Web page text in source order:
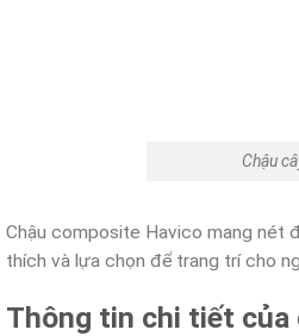
Chậu
Chậu composite Havico mang nét
thích và lựa chọn để trang trí cho
Thông tin chi tiết của